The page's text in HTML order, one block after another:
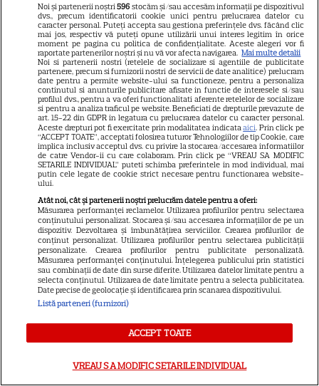
de la pepenele roșu – ce
beneficii au
Ghidul udării corecte pe timp
de caniculă: când, cât şi cum
udăm plantele
ALTE ARTICOLE
INTERESANTE
NETFLIX
Noutăți Netflix în august 2026:
Noi și partenerii noștri596 stocăm și/sau accesăm informații pe dispozitivul
dvs., precum identificatorii cookie unici pentru prelucrarea datelor cu
caracter personal. Puteți accepta sau gestiona preferințele dvs. făcând clic
mai jos, respectiv vă puteți opune utilizării unui interes legitim în orice
moment pe pagina cu politica de confidențialitate. Aceste alegeri vor fi
raportate partenerilor noștri și nu vă vor afecta navigarea. Mai multe detalii
Noi si partenerii nostri (retelele de socializare si agentiile de publicitate
partenere, precum si furnizorii nostri de servicii de date analitice) prelucram
date pentru a permite website-ului sa functioneze, pentru a personaliza
continutul si anunturile publicitare afisate in functie de interesele si/sau
profilul dvs., pentru a va oferi functionalitati aferente retelelor de socializare
si pentru a analiza traficul pe website. Beneficiati de drepturile prevazute de
art. 15-22 din GDPR in legatura cu prelucrarea datelor cu caracter personal.
Aceste drepturi pot fi exercitate prin modalitatea indicataaici. Prin click pe
“ACCEPT TOATE”, acceptati folosirea tuturor Tehnologiilor de tip Cookie, care
implica inclusiv acceptul dvs. cu privire la stocarea/accesarea informatiilor
de catre Vendor-ii cu care colaboram. Prin click pe “VREAU SA MODIFIC
SETARILE INDIVIDUAL” puteti schimba preferintele in mod individual, mai
putin cele legate de cookie strict necesare pentru functionarea website-
ului.
Atât noi, cât și partenerii noștri prelucrăm datele pentru a oferi:
Măsurarea performanței reclamelor. Utilizarea profilurilor pentru selectarea
conținutului personalizat. Stocarea și/sau accesarea informațiilor de pe un
dispozitiv. Dezvoltarea și îmbunătățirea serviciilor. Crearea profilurilor de
conținut personalizat. Utilizarea profilurilor pentru selectarea publicității
personalizate. Crearea profilurilor pentru publicitate personalizată.
Măsurarea performanței conținutului. Înțelegerea publicului prin statistici
sau combinații de date din surse diferite. Utilizarea datelor limitate pentru a
selecta conținutul. Utilizarea de date limitate pentru a selecta publicitatea.
Date precise de geolocație și identificarea prin scanarea dispozitivului.
Listă parteneri (furnizori)
ACCEPT TOATE
VREAU SA MODIFIC SETARILE INDIVIDUAL